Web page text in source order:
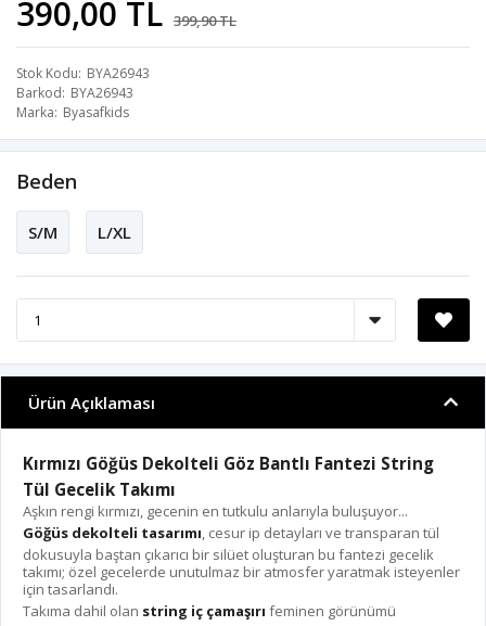
390,00 TL 399,90 TL
Stok Kodu BYA26943
Barkod BYA26943
Marka Byasafkids
Beden
S/M L/XL
Ürün Açıklaması
Kırmızı Göğüs Dekolteli Göz Bantlı Fantezi String
Tül Gecelik Takımı
Aşkın rengi kırmızı, gecenin en tutkulu anlarıyla buluşuyor...
Göğüs dekolteli tasarımı, cesur ip detayları ve transparan tül
dokusuyla baştan çıkarıcı bir silüet oluşturan bu fantezi gecelik
takımı; özel gecelerde unutulmaz bir atmosfer yaratmak isteyenler
için tasarlandı.
Takıma dahil olan string iç çamaşırı feminen görünümü